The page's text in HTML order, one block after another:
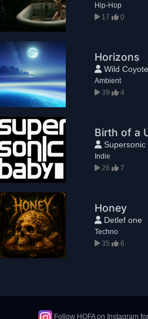
Hip-Hop
17
0
Horizons
Wild Coyote
Ambient
39
4
Birth of a
Supersonic
Indie
26
7
Honey
Detlef one
Techno
35
6
Follow HOFA on Instagram